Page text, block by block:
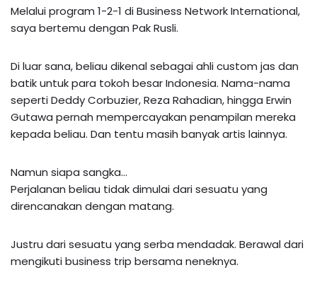
Melalui program 1-2-1 di Business Network International,
saya bertemu dengan Pak Rusli.
Di luar sana, beliau dikenal sebagai ahli custom jas dan
batik untuk para tokoh besar Indonesia. Nama-nama
seperti Deddy Corbuzier, Reza Rahadian, hingga Erwin
Gutawa pernah mempercayakan penampilan mereka
kepada beliau. Dan tentu masih banyak artis lainnya.
Namun siapa sangka…
Perjalanan beliau tidak dimulai dari sesuatu yang
direncanakan dengan matang.
Justru dari sesuatu yang serba mendadak. Berawal dari
mengikuti business trip bersama neneknya.